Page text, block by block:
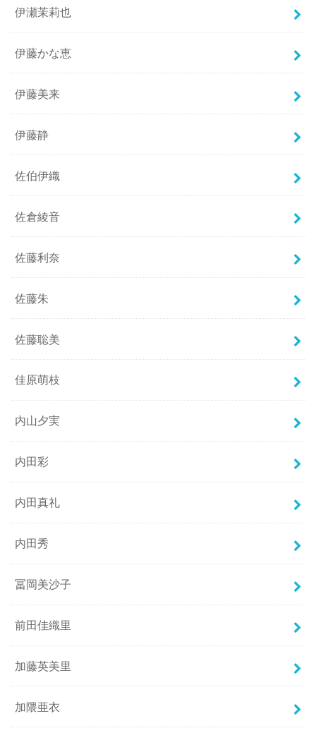
伊瀬茉莉也
伊藤かな恵
伊藤美来
伊藤静
佐伯伊織
佐倉綾音
佐藤利奈
佐藤朱
佐藤聡美
佳原萌枝
内山夕実
内田彩
内田真礼
内田秀
冨岡美沙子
前田佳織里
加藤英美里
加隈亜衣